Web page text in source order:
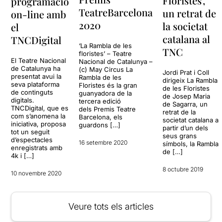
on-line amb
el
TNCDigital
El Teatre Nacional
de Catalunya ha
presentat avui la
seva plataforma
de continguts
digitals.
TNCDigital, que es
com s’anomena la
iniciativa, proposa
tot un seguit
d’espectacles
enregistrats amb
4k i […]
10 novembre 2020
TeatreBarcelona
2020
‘La Rambla de les
floristes’ – Teatre
Nacional de Catalunya –
(c) May Circus La
Rambla de les
Floristes és la gran
guanyadora de la
tercera edició
dels Premis Teatre
Barcelona, els
guardons […]
16 setembre 2020
un retrat de
la societat
catalana al
TNC
Jordi Prat i Coll
dirigeix La Rambla
de les Floristes
de Josep Maria
de Sagarra, un
retrat de la
societat catalana a
partir d’un dels
seus grans
símbols, la Rambla
de […]
8 octubre 2019
Veure tots els articles